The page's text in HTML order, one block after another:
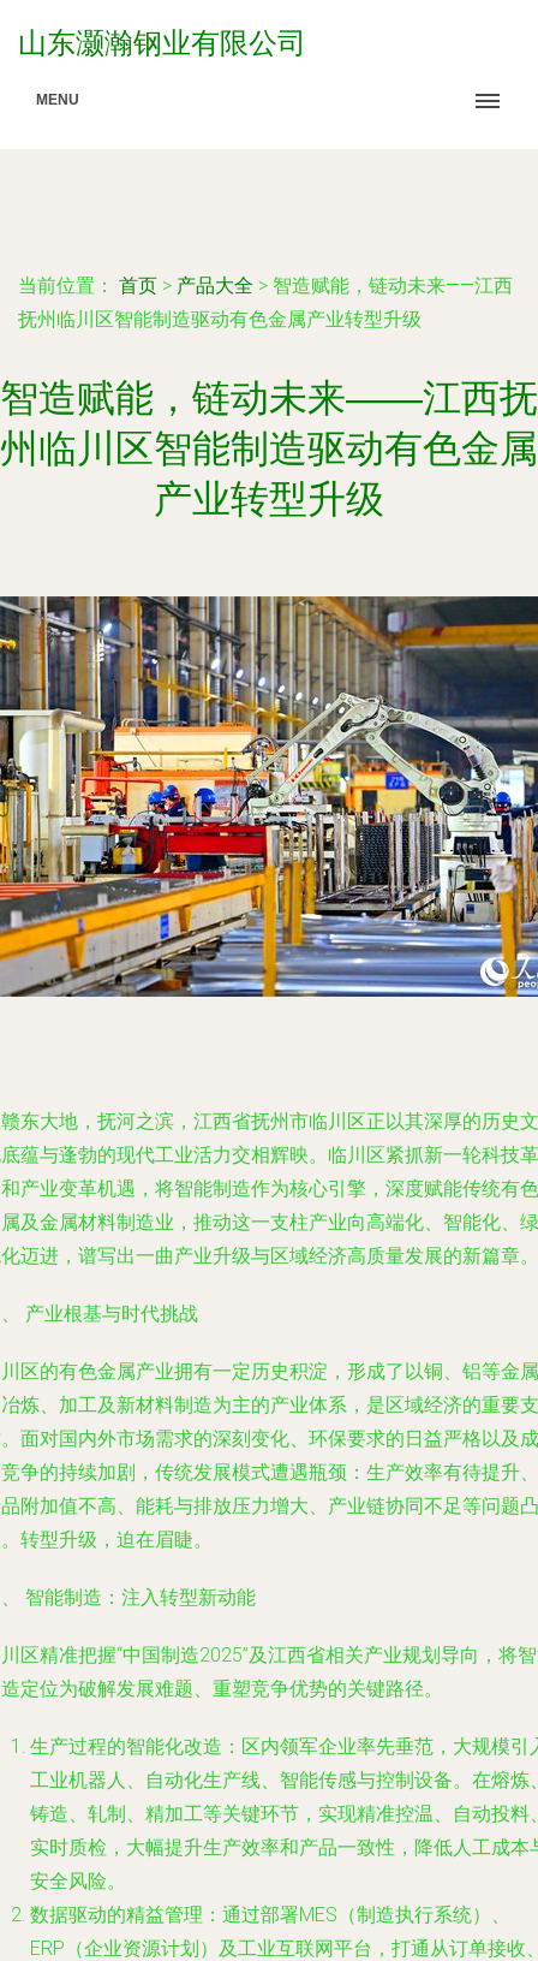
山东灏瀚钢业有限公司
MENU
当前位置： 首页 > 产品大全 > 智造赋能，链动未来——江西
抚州临川区智能制造驱动有色金属产业转型升级
智造赋能，链动未来——江西抚
州临川区智能制造驱动有色金属
产业转型升级
东大地，抚河之滨，江西省抚州市临川区正以其深厚的历史文
蕴与蓬勃的现代工业活力交相辉映。临川区紧抓新一轮科技革
产业变革机遇，将智能制造作为核心引擎，深度赋能传统有色
及金属材料制造业，推动这一支柱产业向高端化、智能化、绿
迈进，谱写出一曲产业升级与区域经济高质量发展的新篇章。
产业根基与时代挑战
区的有色金属产业拥有一定历史积淀，形成了以铜、铝等金属
炼、加工及新材料制造为主的产业体系，是区域经济的重要支
面对国内外市场需求的深刻变化、环保要求的日益严格以及成
争的持续加剧，传统发展模式遭遇瓶颈：生产效率有待提升、
附加值不高、能耗与排放压力增大、产业链协同不足等问题凸
转型升级，迫在眉睫。
智能制造：注入转型新动能
区精准把握“中国制造2025”及江西省相关产业规划导向，将
定位为破解发展难题、重塑竞争优势的关键路径。
生产过程的智能化改造 ：区内领军企业率先垂范，大规模引
工业机器人、自动化生产线、智能传感与控制设备。在熔炼
铸造、轧制、精加工等关键环节，实现精准控温、自动投料
实时质检，大幅提升生产效率和产品一致性，降低人工成本
安全风险。
数据驱动的精益管理 ：通过部署MES（制造执行系统）、
ERP（企业资源计划）及工业互联网平台，打通从订单接收